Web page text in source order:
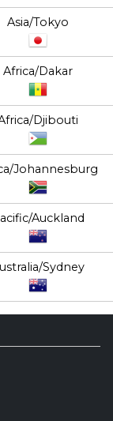
Asia/Tokyo
Africa/Dakar
Djibouti
Johannesburg
Auckland
Sydney